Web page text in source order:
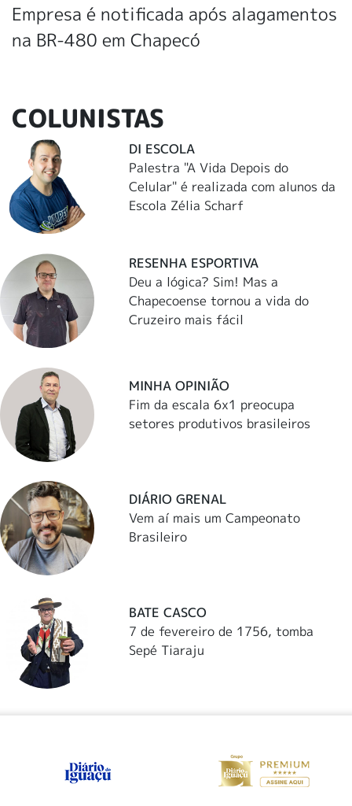
Empresa é notificada após alagamentos
na BR-480 em Chapecó
COLUNISTAS
DI ESCOLA
Palestra "A Vida Depois do
Celular" é realizada com alunos da
Escola Zélia Scharf
RESENHA ESPORTIVA
Deu a lógica? Sim! Mas a
Chapecoense tornou a vida do
Cruzeiro mais fácil
MINHA OPINIÃO
Fim da escala 6x1 preocupa
setores produtivos brasileiros
DIÁRIO GRENAL
Vem aí mais um Campeonato
Brasileiro
BATE CASCO
7 de fevereiro de 1756, tomba
Sepé Tiaraju